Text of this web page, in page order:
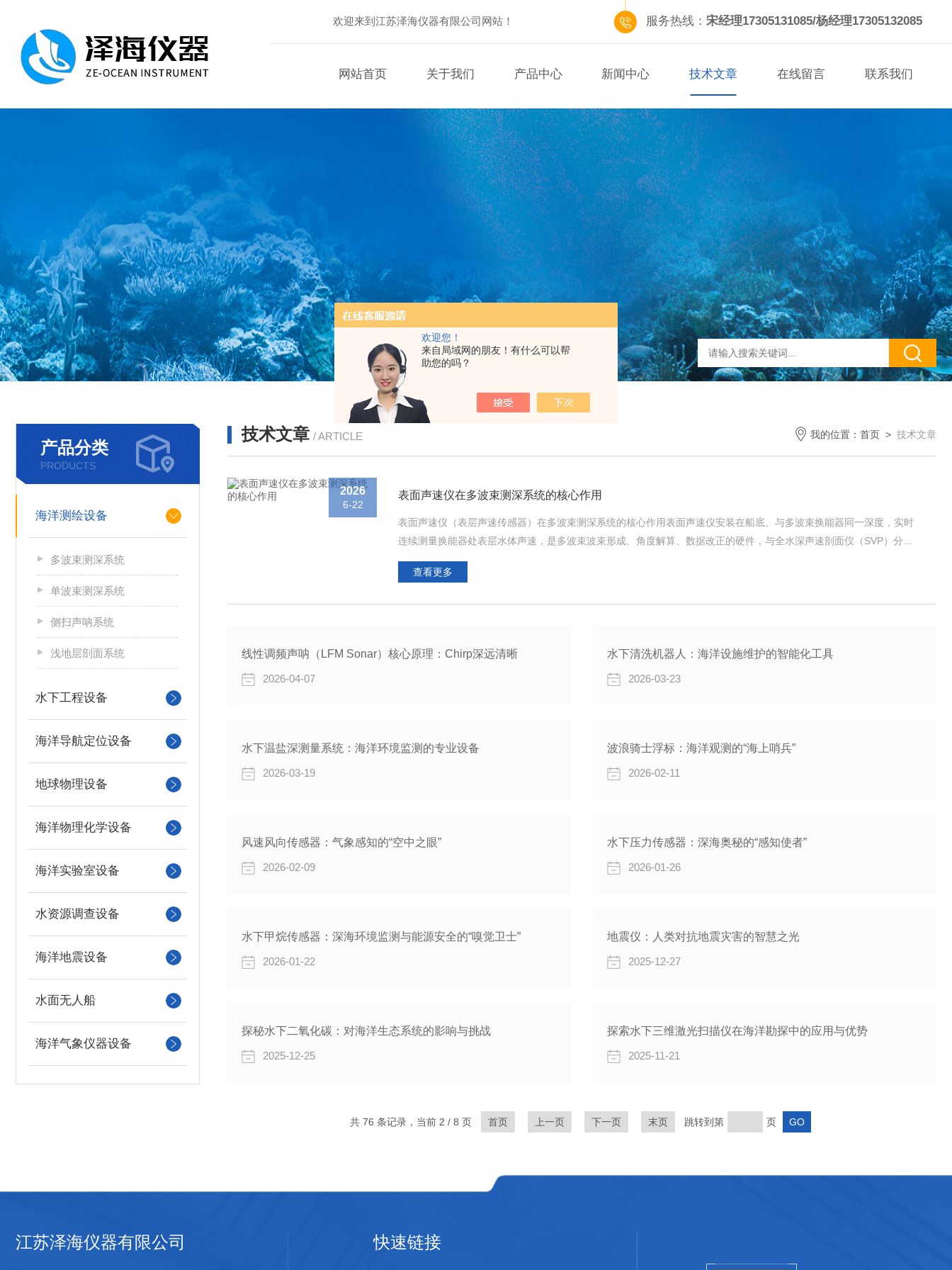
欢迎您！
来自局域网的朋友！有什么可以帮
助您的吗？
欢迎来到江苏泽海仪器有限公司网站！ 服务热线： 宋经理17305131085/杨经理17305132085
网站首页 关于我们 产品中心 新闻中心 技术文章 在线留言 联系我们
产品分类
PRODUCTS
海洋测绘设备
多波束测深系统
单波束测深系统
侧扫声呐系统
浅地层剖面系统
水下工程设备
海洋导航定位设备
地球物理设备
海洋物理化学设备
海洋实验室设备
水资源调查设备
海洋地震设备
水面无人船
海洋气象仪器设备
技术文章 / ARTICLE 我的位置： 首页 > 技术文章
2026
6-22
表面声速仪在多波束测深系统的核心作用
表面声速仪（表层声速传感器）在多波束测深系统的核心作用表面声速仪安装在船底、与多波束换能器同一深度，实时
连续测量换能器处表层水体声速，是多波束波束形成、角度解算、数据改正的硬件，与全水深声速剖面仪（SVP）分工
不同、缺一不可。一、核心作用1：实时波束电子指向（波束成型）多波束采用相控阵电子波束偏转，靠阵元信号延时
差控制斜波束发射角度，延时计算公式直接依赖换能器表层声速：1.系统根据实测表层声速，自...
查看更多
线性调频声呐（LFM Sonar）核心原理：Chirp深远清晰
2026-04-07
水下清洗机器人：海洋设施维护的智能化工具
2026-03-23
水下温盐深测量系统：海洋环境监测的专业设备
2026-03-19
波浪骑士浮标：海洋观测的“海上哨兵”
2026-02-11
风速风向传感器：气象感知的“空中之眼”
2026-02-09
水下压力传感器：深海奥秘的“感知使者”
2026-01-26
水下甲烷传感器：深海环境监测与能源安全的“嗅觉卫士”
2026-01-22
地震仪：人类对抗地震灾害的智慧之光
2025-12-27
探秘水下二氧化碳：对海洋生态系统的影响与挑战
2025-12-25
探索水下三维激光扫描仪在海洋勘探中的应用与优势
2025-11-21
共 76 条记录，当前 2 / 8 页 首页 上一页 下一页 末页 跳转到第 页
江苏泽海仪器有限公司 快速链接